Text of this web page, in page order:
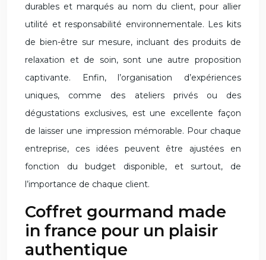
durables et marqués au nom du client, pour allier
utilité et responsabilité environnementale. Les kits
de bien-être sur mesure, incluant des produits de
relaxation et de soin, sont une autre proposition
captivante. Enfin, l’organisation d’expériences
uniques, comme des ateliers privés ou des
dégustations exclusives, est une excellente façon
de laisser une impression mémorable. Pour chaque
entreprise, ces idées peuvent être ajustées en
fonction du budget disponible, et surtout, de
l’importance de chaque client.
Coffret gourmand made
in france pour un plaisir
authentique